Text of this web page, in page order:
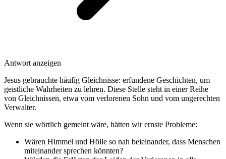
Antwort anzeigen
Jesus gebrauchte häufig Gleichnisse: erfundene Geschichten, um
geistliche Wahrheiten zu lehren. Diese Stelle steht in einer Reihe
von Gleichnissen, etwa vom verlorenen Sohn und vom ungerechten
Verwalter.
Wenn sie wörtlich gemeint wäre, hätten wir ernste Probleme:
Wären Himmel und Hölle so nah beieinander, dass Menschen
miteinander sprechen könnten?